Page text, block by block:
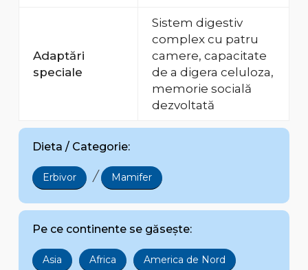
Adaptări
speciale
Sistem digestiv
complex cu patru
camere, capacitate
de a digera celuloza,
memorie socială
dezvoltată
Dieta / Categorie:
Erbivor / Mamifer
Pe ce continente se găsește:
Asia Africa America de Nord